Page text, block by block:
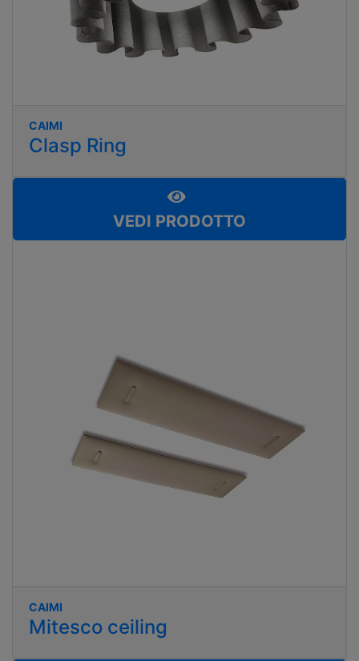
CAIMI
Clasp Ring
VEDI PRODOTTO
CAIMI
Mitesco ceiling